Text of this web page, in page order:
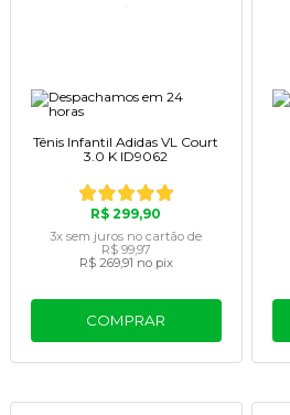
Tênis Infantil Adidas VL Court
3.0 K ID9062
R$ 299,90
3x sem juros no cartão de
R$ 99,97
R$ 269,91 no pix
COMPRAR